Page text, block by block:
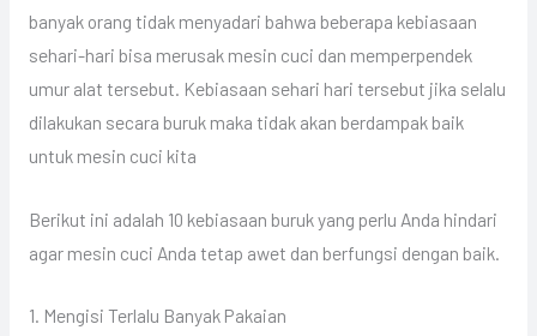
banyak orang tidak menyadari bahwa beberapa kebiasaan
sehari-hari bisa merusak mesin cuci dan memperpendek
umur alat tersebut. Kebiasaan sehari hari tersebut jika selalu
dilakukan secara buruk maka tidak akan berdampak baik
untuk mesin cuci kita
Berikut ini adalah 10 kebiasaan buruk yang perlu Anda hindari
agar mesin cuci Anda tetap awet dan berfungsi dengan baik.
1. Mengisi Terlalu Banyak Pakaian